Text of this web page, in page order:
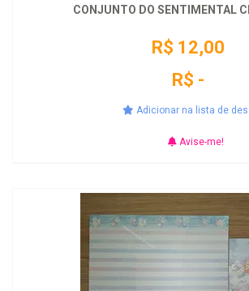
CONJUNTO DO SENTIMENTAL
R$ 12,00
R$ -
Adicionar na lista de
Avise-me!